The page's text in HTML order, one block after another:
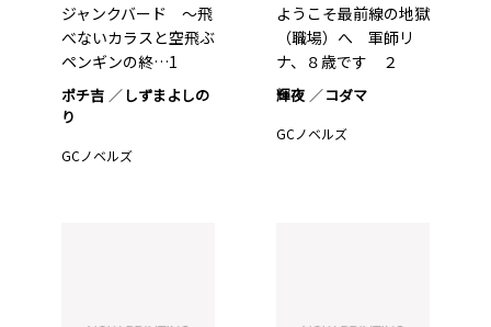
ジャンクバード ～飛
べないカラスと空飛ぶ
ペンギンの終…1
ポチ吉
しずまよしの
り
GCノベルズ
ようこそ最前線の地獄
（職場）へ 軍師リ
ナ、８歳です ２
輝夜 コダマ
GCノベルズ